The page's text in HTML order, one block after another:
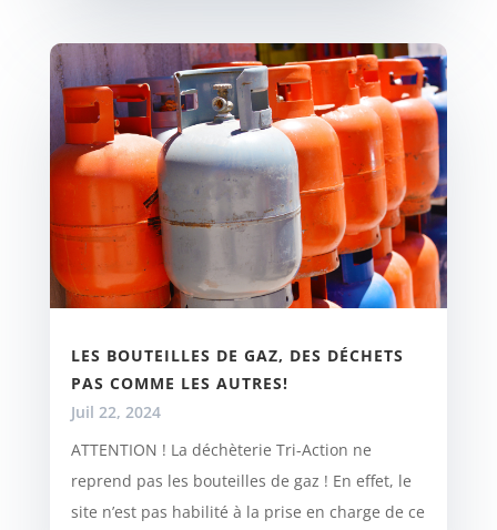
LES BOUTEILLES DE GAZ, DES DÉCHETS
PAS COMME LES AUTRES!
Juil 22, 2024
ATTENTION ! La déchèterie Tri-Action ne
reprend pas les bouteilles de gaz ! En effet, le
site n’est pas habilité à la prise en charge de ce